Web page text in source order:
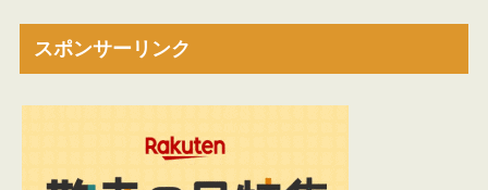
スポンサーリンク